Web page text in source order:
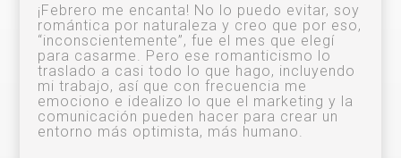
¡Febrero me encanta! No lo puedo evitar, soy
romántica por naturaleza y creo que por eso,
“inconscientemente”, fue el mes que elegí
para casarme. Pero ese romanticismo lo
traslado a casi todo lo que hago, incluyendo
mi trabajo, así que con frecuencia me
emociono e idealizo lo que el marketing y la
comunicación pueden hacer para crear un
entorno más optimista, más humano.